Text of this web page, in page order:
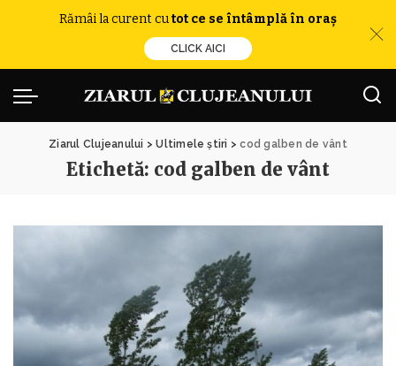
Rămâi la curent cutot ce se întâmplă în oraș
CLICK AICI
Ziarul Clujeanului >Ultimele știri >cod galben de vânt
Etichetă: cod galben de vânt